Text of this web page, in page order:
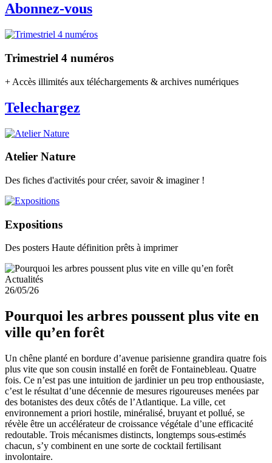
Abonnez-vous
Trimestriel 4 numéros
+ Accès illimités aux téléchargements & archives numériques
Telechargez
Atelier Nature
Des fiches d'activités pour créer, savoir & imaginer !
Expositions
Des posters Haute définition prêts à imprimer
Actualités
26/05/26
Pourquoi les arbres poussent plus vite en
ville qu’en forêt
Un chêne planté en bordure d’avenue parisienne grandira quatre fois
plus vite que son cousin installé en forêt de Fontainebleau. Quatre
fois. Ce n’est pas une intuition de jardinier un peu trop enthousiaste,
c’est le résultat d’une décennie de mesures rigoureuses menées par
des botanistes des deux côtés de l’Atlantique. La ville, cet
environnement a priori hostile, minéralisé, bruyant et pollué, se
révèle être un accélérateur de croissance végétale d’une efficacité
redoutable. Trois mécanismes distincts, longtemps sous-estimés
chacun, s’y combinent en une sorte de cocktail fertilisant
involontaire.